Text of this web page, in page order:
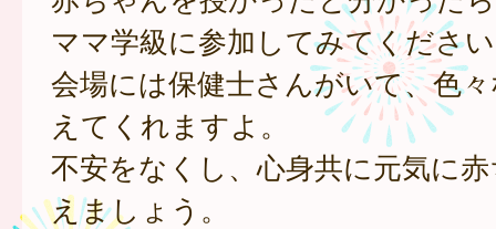
ママ学級に参加してみてくださ
会場には保健士さんがいて、色
えてくれますよ。
不安をなくし、心身共に元気に
えましょう。